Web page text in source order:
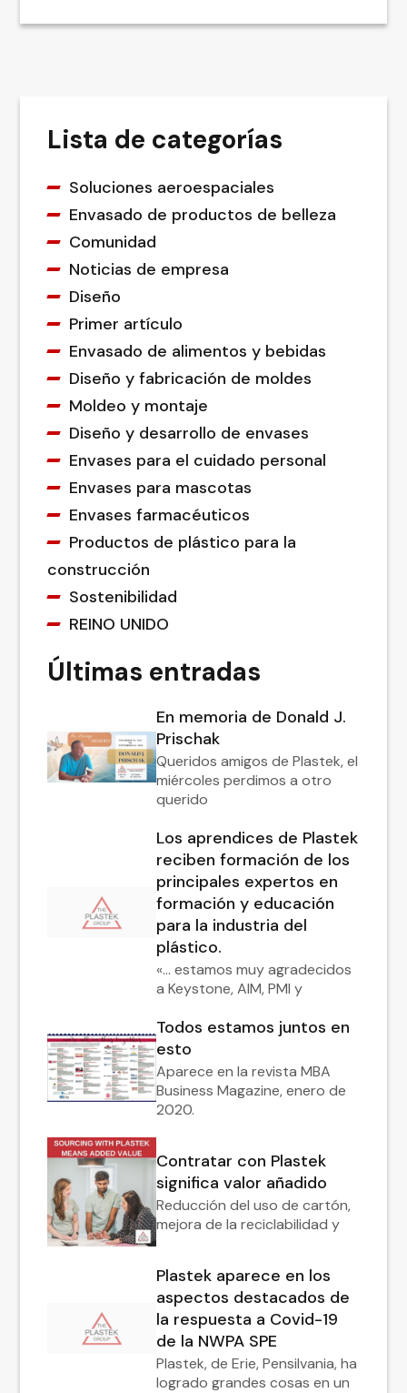
Lista de categorías
Soluciones aeroespaciales
Envasado de productos de belleza
Comunidad
Noticias de empresa
Diseño
Primer artículo
Envasado de alimentos y bebidas
Diseño y fabricación de moldes
Moldeo y montaje
Diseño y desarrollo de envases
Envases para el cuidado personal
Envases para mascotas
Envases farmacéuticos
Productos de plástico para la
construcción
Sostenibilidad
REINO UNIDO
Últimas entradas
En memoria de Donald J.
Prischak
Queridos amigos de Plastek, el
miércoles perdimos a otro
querido
Los aprendices de Plastek
reciben formación de los
principales expertos en
formación y educación
para la industria del
plástico.
«... estamos muy agradecidos
a Keystone, AIM, PMI y
Todos estamos juntos en
esto
Aparece en la revista MBA
Business Magazine, enero de
2020.
Contratar con Plastek
significa valor añadido
Reducción del uso de cartón,
mejora de la reciclabilidad y
Plastek aparece en los
aspectos destacados de
la respuesta a Covid-19
de la NWPA SPE
Plastek, de Erie, Pensilvania, ha
logrado grandes cosas en un